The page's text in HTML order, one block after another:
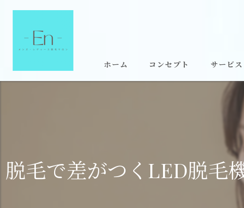
ホーム コンセプト サービス
脱毛で差がつくLED脱毛